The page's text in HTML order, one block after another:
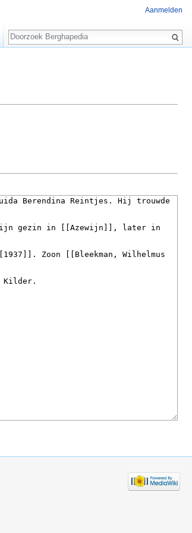
Aanmelden
Zoeken